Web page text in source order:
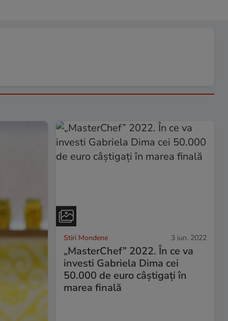
Stiri Mondene 3 iun. 2022
„MasterChef” 2022. În ce va
investi Gabriela Dima cei
50.000 de euro câștigați în
marea finală